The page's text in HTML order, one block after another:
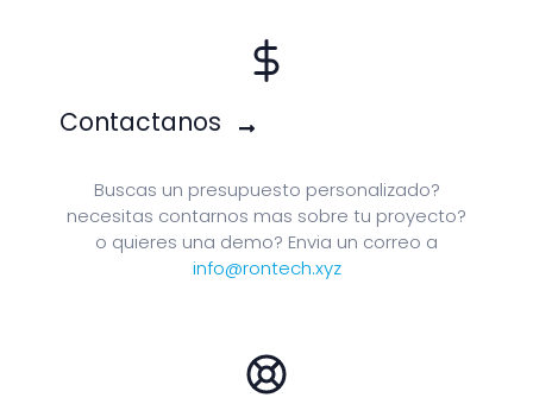
Contactanos
Buscas un presupuesto personalizado?
necesitas contarnos mas sobre tu proyecto?
o quieres una demo? Envia un correo a
info@rontech.xyz